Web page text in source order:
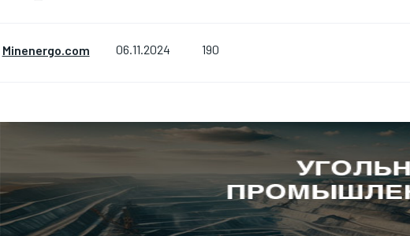
Minenergo.com 06.11.2024 190